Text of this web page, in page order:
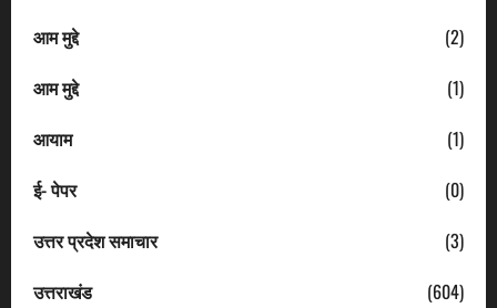
आम मुद्दे
(2)
आम मुद्दे
(1)
आयाम
(1)
ई- पेपर
(0)
उत्तर प्रदेश समाचार
(3)
उत्तराखंड
(604)